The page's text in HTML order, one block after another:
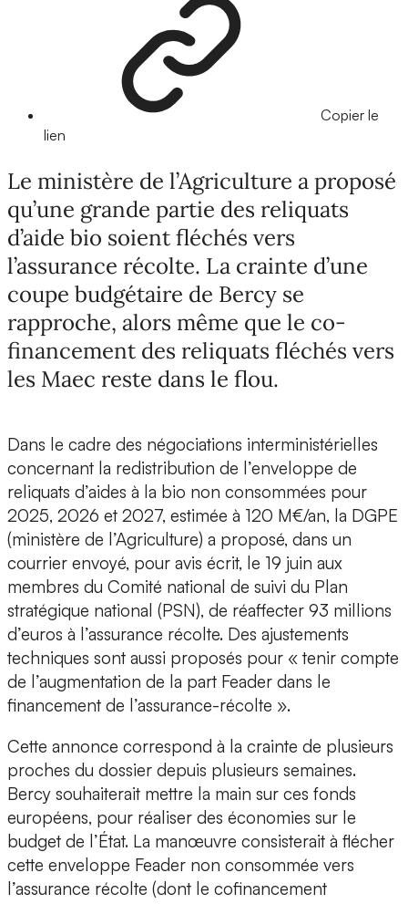
Copier le
lien
Le ministère de l’Agriculture a proposé
qu’une grande partie des reliquats
d’aide bio soient fléchés vers
l’assurance récolte. La crainte d’une
coupe budgétaire de Bercy se
rapproche, alors même que le co-
financement des reliquats fléchés vers
les Maec reste dans le flou.
Dans le cadre des négociations interministérielles
concernant la redistribution de l’enveloppe de
reliquats d’aides à la bio non consommées pour
2025, 2026 et 2027, estimée à 120 M€/an, la DGPE
(ministère de l’Agriculture) a proposé, dans un
courrier envoyé, pour avis écrit, le 19 juin aux
membres du Comité national de suivi du Plan
stratégique national (PSN), de réaffecter 93 millions
d’euros à l’assurance récolte. Des ajustements
techniques sont aussi proposés pour « tenir compte
de l’augmentation de la part Feader dans le
financement de l’assurance-récolte ».
Cette annonce correspond à la crainte de plusieurs
proches du dossier depuis plusieurs semaines.
Bercy souhaiterait mettre la main sur ces fonds
européens, pour réaliser des économies sur le
budget de l’État. La manœuvre consisterait à flécher
cette enveloppe Feader non consommée vers
l’assurance récolte (dont le cofinancement